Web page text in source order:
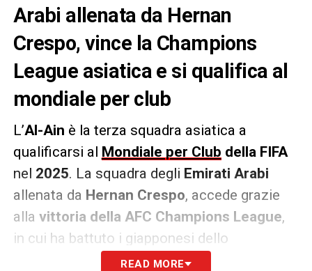
Arabi allenata da Hernan
Crespo, vince la Champions
League asiatica e si qualifica al
mondiale per club
L’Al-Ain è la terza squadra asiatica a
qualificarsi al Mondiale per Club della FIFA
nel 2025. La squadra degli Emirati Arabi
allenata da Hernan Crespo, accede grazie
alla vittoria della AFC Champions League,
in cui ha battuto i giapponesi dello
READ MORE